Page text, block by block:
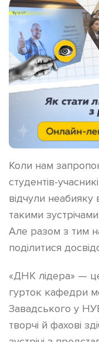
Коли нам
студентів-
відчули неабияку
такими
Але разом з тим
поділитися
«ДНК лідера» —
гурток кафедри
Завадського у
творчі й фахові